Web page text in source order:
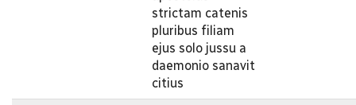
strictam catenis
pluribus filiam
ejus solo jussu a
daemonio sanavit
citius